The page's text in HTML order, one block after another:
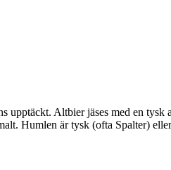
Altbier jäses med en
Humlen är tysk (ofta Spalter)